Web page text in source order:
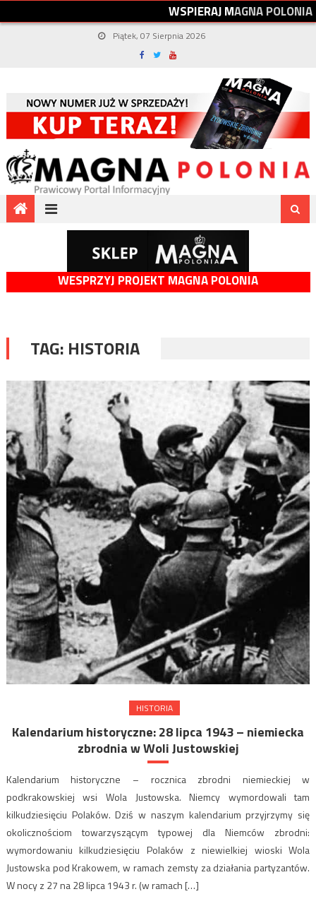
WSPIERAJMAGNAPOLONIA
Piątek, 07 Sierpnia 2026
WESPRZYJ PROJEKT MAGNA POLONIA
TAG: HISTORIA
HISTORIA
Kalendarium historyczne: 28 lipca 1943 – niemiecka
zbrodnia w Woli Justowskiej
Kalendarium historyczne – rocznica zbrodni niemieckiej w
podkrakowskiej wsi Wola Justowska. Niemcy wymordowali tam
kilkudziesięciu Polaków. Dziś w naszym kalendarium przyjrzymy się
okolicznościom towarzyszącym typowej dla Niemców zbrodni:
wymordowaniu kilkudziesięciu Polaków z niewielkiej wioski Wola
Justowska pod Krakowem, w ramach zemsty za działania partyzantów.
W nocy z 27 na 28 lipca 1943 r. (w ramach […]